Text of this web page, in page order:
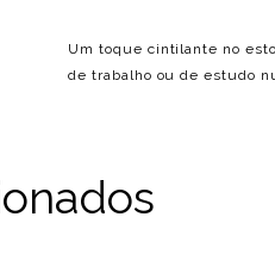
Um toque cintilante no
de trabalho ou de estudo